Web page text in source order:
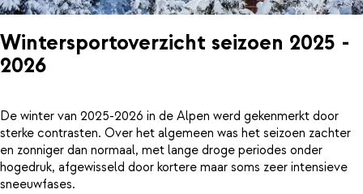
Wintersportoverzicht seizoen 2025 -
2026
De winter van 2025-2026 in de Alpen werd gekenmerkt door
sterke contrasten. Over het algemeen was het seizoen zachter
en zonniger dan normaal, met lange droge periodes onder
hogedruk, afgewisseld door kortere maar soms zeer intensieve
sneeuwfases.